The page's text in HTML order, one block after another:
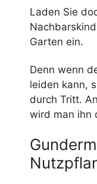
Laden Sie
Garten ein.
Denn wenn
leiden kann,
durch Tritt.
wird man ihn